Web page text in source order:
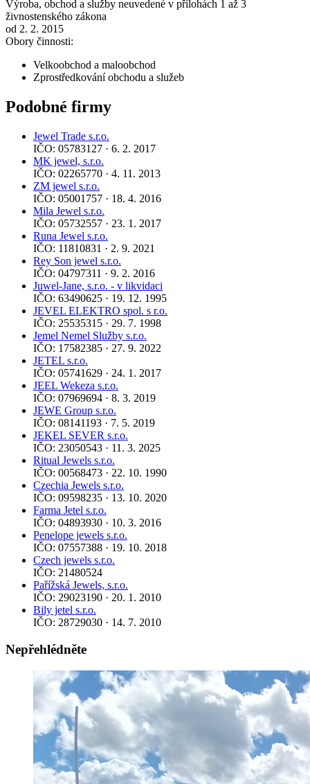
Výroba, obchod a služby neuvedené v přílohách 1 až 3
živnostenského zákona
od 2. 2. 2015
Obory činnosti:
Velkoobchod a maloobchod
Zprostředkování obchodu a služeb
Podobné firmy
Jewel Trade s.r.o.
IČO: 05783127 · 6. 2. 2017
MK jewel, s.r.o.
IČO: 02265770 · 4. 11. 2013
ZM jewel s.r.o.
IČO: 05001757 · 18. 4. 2016
Mila Jewel s.r.o.
IČO: 05732557 · 23. 1. 2017
Runa Jewel s.r.o.
IČO: 11810831 · 2. 9. 2021
Rey Son jewel s.r.o.
IČO: 04797311 · 9. 2. 2016
Juwel-Jane, s.r.o. - v likvidaci
IČO: 63490625 · 19. 12. 1995
JEVEL ELEKTRO spol. s r.o.
IČO: 25535315 · 29. 7. 1998
Jemel Nemel Služby s.r.o.
IČO: 17582385 · 27. 9. 2022
JETEL s.r.o.
IČO: 05741629 · 24. 1. 2017
JEEL Wekeza s.r.o.
IČO: 07969694 · 8. 3. 2019
JEWE Group s.r.o.
IČO: 08141193 · 7. 5. 2019
JEKEL SEVER s.r.o.
IČO: 23050543 · 11. 3. 2025
Ritual Jewels s.r.o.
IČO: 00568473 · 22. 10. 1990
Czechia Jewels s.r.o.
IČO: 09598235 · 13. 10. 2020
Farma Jetel s.r.o.
IČO: 04893930 · 10. 3. 2016
Penelope jewels s.r.o.
IČO: 07557388 · 19. 10. 2018
Czech jewels s.r.o.
IČO: 21480524
Pařížská Jewels, s.r.o.
IČO: 29023190 · 20. 1. 2010
Bily jetel s.r.o.
IČO: 28729030 · 14. 7. 2010
Nepřehlédněte